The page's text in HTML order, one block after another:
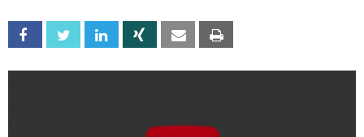
Facebook Twitter Linkedin Xing Email